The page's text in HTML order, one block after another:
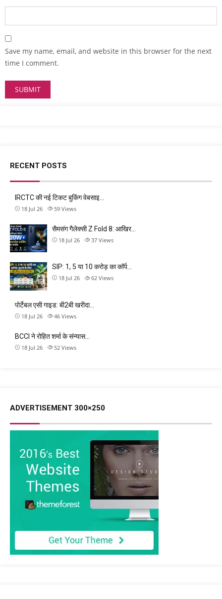
Save my name, email, and website in this browser for the next
time I comment.
RECENT POSTS
IRCTC की नई टिकट बुकिंग वेबसाइ…
18 Jul 26 59 Views
सैमसंग गैलेक्सी Z Fold 8: आखिर…
18 Jul 26 37 Views
SIP: 1, 5 या 10 करोड़ का कॉर्प…
18 Jul 26 62 Views
पोर्टेबल एसी गाइड: बी2बी खरीदा…
18 Jul 26 46 Views
BCCI ने रोहित शर्मा के संन्यास…
18 Jul 26 52 Views
ADVERTISEMENT 300×250